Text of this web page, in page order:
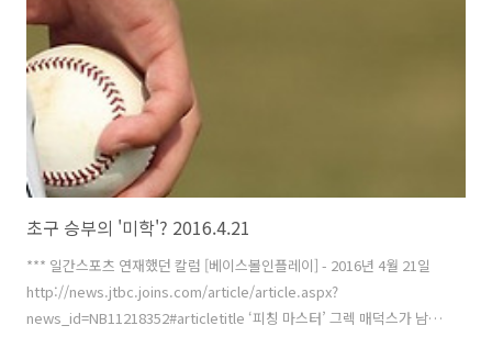
히트맵(Heatmap)으로 표시해봤다. 각 존 안에 표시된 숫자는 타율, 장
타율, 그리고 홈런율이다. 가운데 9등분한 구역이 통..
초구 승부의 '미학'? 2016.4.21
*** 일간스포츠 연재했던 칼럼 [베이스볼인플레이] - 2016년 4월 21일
http://news.jtbc.joins.com/article/article.aspx?
news_id=NB11218352#articletitle ‘피칭 마스터’ 그렉 매덕스가 남겼